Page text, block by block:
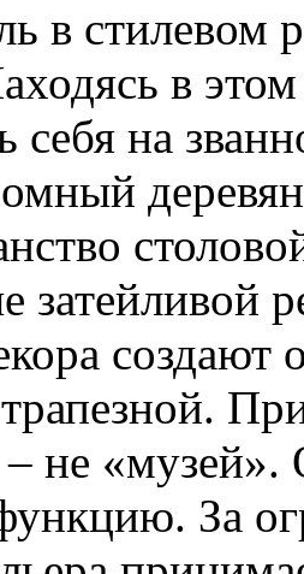
в стилевом
в
себя на
затейливой
не «музей».
За